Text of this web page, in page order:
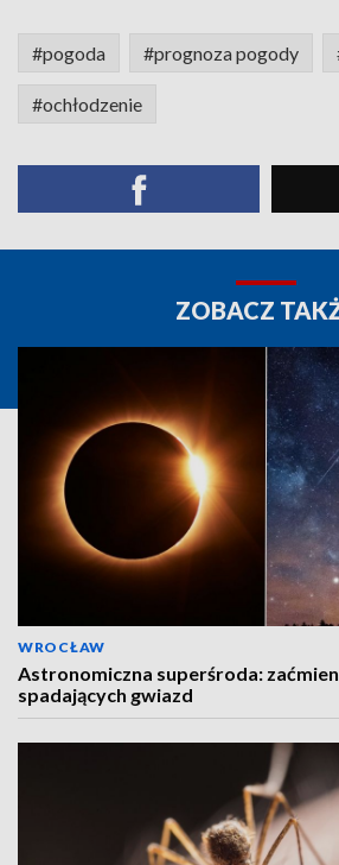
#pogoda #prognoza pogody
#ochłodzenie
ZOBACZ
WROCŁAW
Astronomiczna superśroda:
spadających gwiazd